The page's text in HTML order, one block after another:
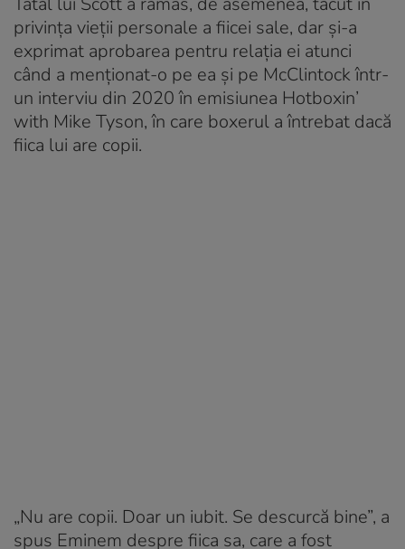
privința vieții personale a fiicei sale, dar și-a
exprimat aprobarea pentru relația ei atunci
când a menționat-o pe ea și pe McClintock într-
un interviu din 2020 în emisiunea Hotboxin’
with Mike Tyson, în care boxerul a întrebat dacă
fiica lui are copii.
„Nu are copii. Doar un iubit. Se descurcă bine”, a
spus Eminem despre fiica sa, care a fost